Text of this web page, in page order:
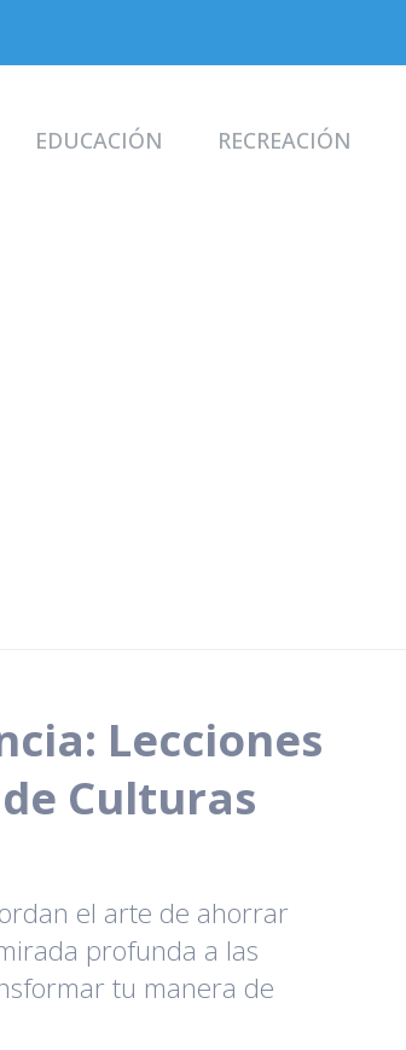
EDUCACIÓN RECREACIÓN
Lecciones
Culturas
el arte de ahorrar
profunda a las
tu manera de